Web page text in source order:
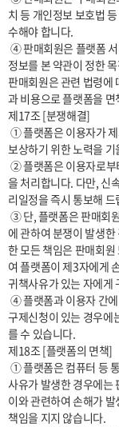
치 등 개인정보 보호법
수해야 합니다.
정보를 본 약관이 정한
판매회원은 관련 법령에
과 비용으로 플랫폼을
제17조 [분쟁해결]
보상하기 위한 노력을
을 처리합니다. 다만, 신
리일정을 즉시 통보해 드
에 관하여 분쟁이 발생
한 모든 책임은 판매회
여 플랫폼이 제3자에게
귀책사유가 있는 자에게
구제신청이 있는 경우에
를 수 있습니다.
제18조 [플랫폼의 면책]
사유가 발생한 경우에는
이와 관련하여 손해가
책임을 지지 않습니다.